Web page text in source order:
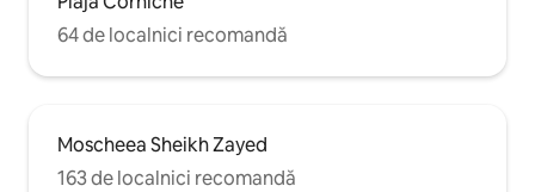
64 de localnici recomandă
Moscheea Sheikh Zayed
163 de localnici recomandă